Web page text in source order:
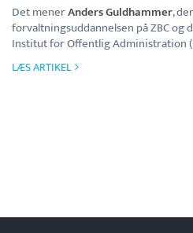
Det menerAnders Guldhammer,
forvaltningsuddannelsen på ZBC
Institut for Offentlig Administration
LÆS ARTIKEL